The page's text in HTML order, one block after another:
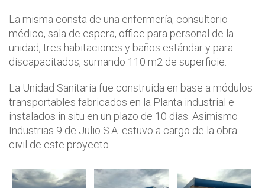
La misma consta de una enfermería, consultorio
médico, sala de espera, office para personal de la
unidad, tres habitaciones y baños estándar y para
discapacitados, sumando 110 m2 de superficie.
La Unidad Sanitaria fue construida en base a módulos
transportables fabricados en la Planta industrial e
instalados in situ en un plazo de 10 días. Asimismo
Industrias 9 de Julio S.A. estuvo a cargo de la obra
civil de este proyecto.